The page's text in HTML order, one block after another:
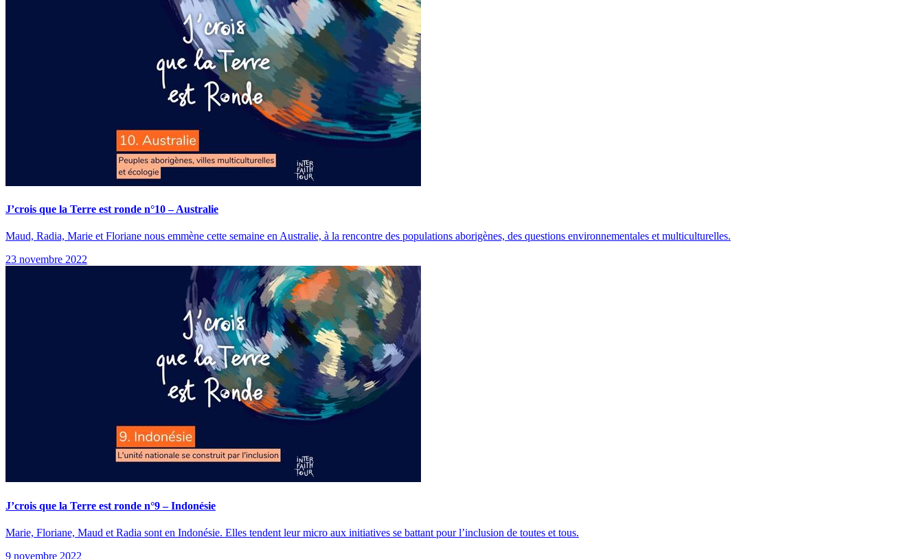
J’crois que la Terre est ronde n°10 – Australie
Maud, Radia, Marie et Floriane nous emmène cette semaine en Australie, à la rencontre des populations aborigènes, des questions environnementales et multiculturelles.
23 novembre 2022
J’crois que la Terre est ronde n°9 – Indonésie
Marie, Floriane, Maud et Radia sont en Indonésie. Elles tendent leur micro aux initiatives se battant pour l’inclusion de toutes et tous.
9 novembre 2022